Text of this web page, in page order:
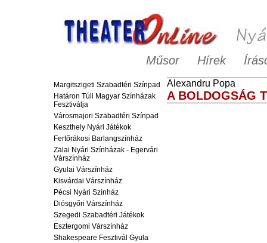
Műsor Hírek
Margitszigeti Szabadtéri Színpad
Határon Túli Magyar Színházak
Fesztiválja
Városmajori Szabadtéri Színpad
Keszthely Nyári Játékok
Fertőrákosi Barlangszínház
Zalai Nyári Színházak - Egervári
Várszínház
Gyulai Várszínház
Kisvárdai Várszínház
Pécsi Nyári Színház
Diósgyőri Várszínház
Szegedi Szabadtéri Játékok
Esztergomi Várszínház
Shakespeare Fesztivál Gyula
Alexandru Popa
A BOLDOGSÁG